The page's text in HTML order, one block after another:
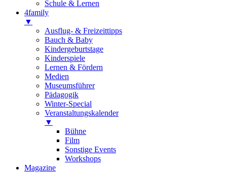
Schule & Lernen
4family
▼
Ausflug- & Freizeittipps
Bauch & Baby
Kindergeburtstage
Kinderspiele
Lernen & Fördern
Medien
Museumsführer
Pädagogik
Winter-Special
Veranstaltungskalender
▼
Bühne
Film
Sonstige Events
Workshops
Magazine